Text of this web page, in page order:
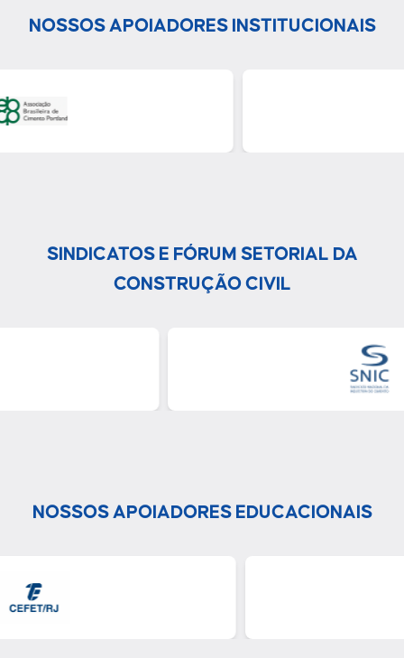
NOSSOS APOIADORES INSTITUCIONAIS
SINDICATOS E FÓRUM SETORIAL DA
CONSTRUÇÃO CIVIL
NOSSOS APOIADORES EDUCACIONAIS